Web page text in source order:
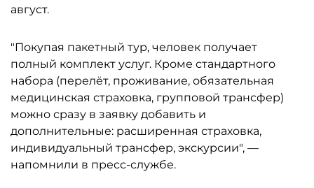
август.
"Покупая пакетный тур, человек получает
полный комплект услуг. Кроме стандартного
набора (перелёт, проживание, обязательная
медицинская страховка, групповой трансфер)
можно сразу в заявку добавить и
дополнительные: расширенная страховка,
индивидуальный трансфер, экскурсии", —
напомнили в пресс-службе.